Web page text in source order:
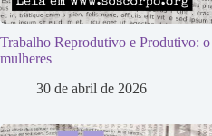
Trabalho Reprodutivo e Produtivo:
mulheres
30 de abril de 2026